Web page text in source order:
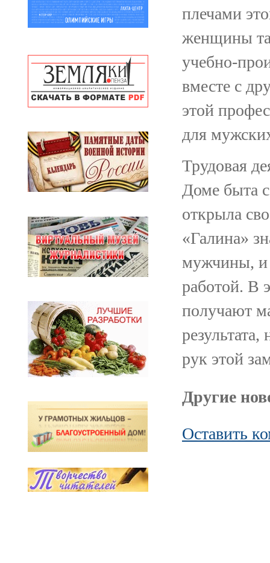
плечами
женщины
учебно-
вместе с
этой
для
Трудовая
Доме быта
открыла
«Галина»
мужчины, и
работой. В
получают
рук этой
Другие
Оставить